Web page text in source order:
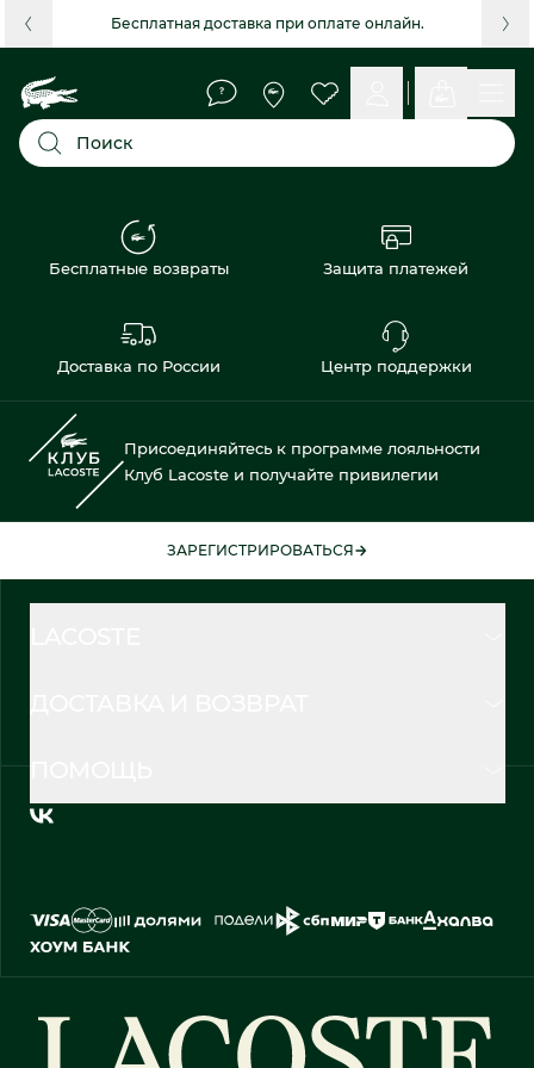
Бесплатная доставка при оплате онлайн.
Поиск
Бесплатные возвраты Защита платежей
Доставка по России Центр поддержки
Присоединяйтесь к программе лояльности
Клуб Lacoste и получайте привилегии
ЗАРЕГИСТРИРОВАТЬСЯ